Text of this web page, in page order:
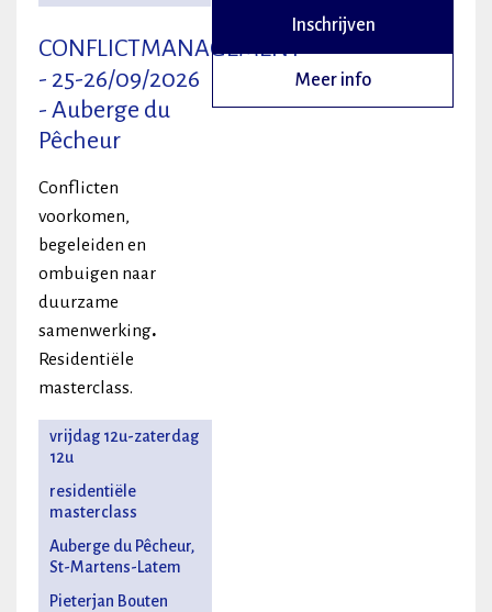
CONFLICTMANAGEMENT
- 25-26/09/2026
- Auberge du
Pêcheur
Conflicten
voorkomen,
begeleiden en
ombuigen naar
duurzame
samenwerking.
Residentiële
masterclass.
vrijdag 12u-zaterdag
12u
residentiële
masterclass
Auberge du Pêcheur,
St-Martens-Latem
Pieterjan Bouten
Inschrijven
Meer info